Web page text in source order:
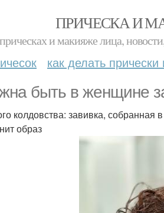
ПРИЧЕСКА И
и макияже лица,
как делать
быть в женщине
колдовства: завивка, собранная
образ